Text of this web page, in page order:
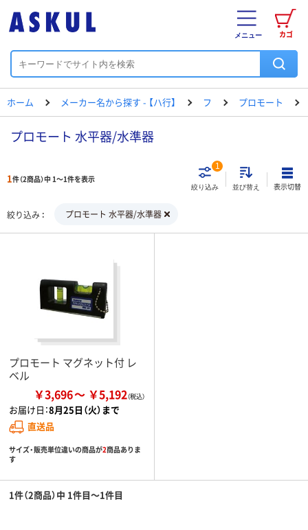
カゴ
メニュー
ホーム メーカー名から探す - 【ハ行】 フ プロモート
プロモート 水平器/水準器
1件（2商品）中 1～1件を表示
絞り込み
1
並び替え 表示切替
絞り込み プロモート 水平器/水準器
プロモート マグネット付 レ
ベル
￥3,696 ￥5,192
お届け日：8月25日（火）まで
直送品
サイズ・販売単位違いの商品が2商品ありま
す
1件（2商品）中 1件目～1件目